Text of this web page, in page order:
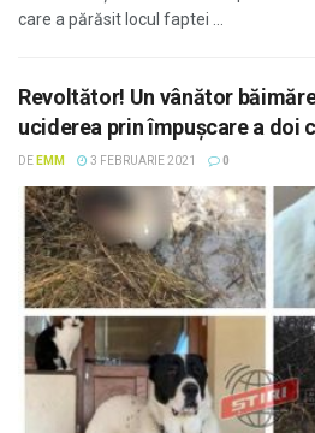
care a părăsit locul faptei ...
Revoltător! Un vânător
uciderea prin împuşcare a doi
DE EMM 3 FEBRUARIE 2021 0